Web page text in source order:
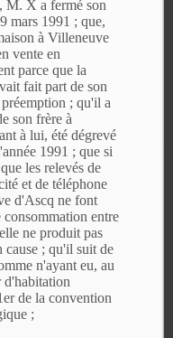
M. X a fermé son
mars 1991 ; que,
à Villeneuve
vente en
parce que la
fait part de son
; qu'il a
son frère à
à lui, été dégrevé
1991 ; que si
les relevés de
et de téléphone
d'Ascq ne font
entre
ne produit pas
cause ; qu'il suit de
n'ayant eu, au
d'habitation
de la convention
;